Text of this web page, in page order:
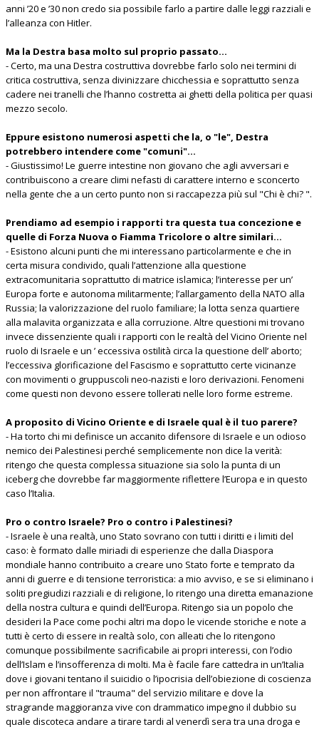
anni ’20 e ’30 non credo sia possibile farlo a partire dalle leggi razziali e
l’alleanza con Hitler.
Ma la Destra basa molto sul proprio passato...
- Certo, ma una Destra costruttiva dovrebbe farlo solo nei termini di
critica costruttiva, senza divinizzare chicchessia e soprattutto senza
cadere nei tranelli che l’hanno costretta ai ghetti della politica per quasi
mezzo secolo.
Eppure esistono numerosi aspetti che la, o "le", Destra
potrebbero intendere come "comuni"...
- Giustissimo! Le guerre intestine non giovano che agli avversari e
contribuiscono a creare climi nefasti di carattere interno e sconcerto
nella gente che a un certo punto non si raccapezza più sul "Chi è chi? ".
Prendiamo ad esempio i rapporti tra questa tua concezione e
quelle di Forza Nuova o Fiamma Tricolore o altre similari...
- Esistono alcuni punti che mi interessano particolarmente e che in
certa misura condivido, quali l’attenzione alla questione
extracomunitaria soprattutto di matrice islamica; l’interesse per un’
Europa forte e autonoma militarmente; l’allargamento della NATO alla
Russia; la valorizzazione del ruolo familiare; la lotta senza quartiere
alla malavita organizzata e alla corruzione. Altre questioni mi trovano
invece dissenziente quali i rapporti con le realtà del Vicino Oriente nel
ruolo di Israele e un ’ eccessiva ostilità circa la questione dell’ aborto;
l’eccessiva glorificazione del Fascismo e soprattutto certe vicinanze
con movimenti o gruppuscoli neo-nazisti e loro derivazioni. Fenomeni
come questi non devono essere tollerati nelle loro forme estreme.
A proposito di Vicino Oriente e di Israele qual è il tuo parere?
- Ha torto chi mi definisce un accanito difensore di Israele e un odioso
nemico dei Palestinesi perché semplicemente non dice la verità:
ritengo che questa complessa situazione sia solo la punta di un
iceberg che dovrebbe far maggiormente riflettere l’Europa e in questo
caso l’Italia.
Pro o contro Israele? Pro o contro i Palestinesi?
- Israele è una realtà, uno Stato sovrano con tutti i diritti e i limiti del
caso: è formato dalle miriadi di esperienze che dalla Diaspora
mondiale hanno contribuito a creare uno Stato forte e temprato da
anni di guerre e di tensione terroristica: a mio avviso, e se si eliminano i
soliti pregiudizi razziali e di religione, lo ritengo una diretta emanazione
della nostra cultura e quindi dell’Europa. Ritengo sia un popolo che
desideri la Pace come pochi altri ma dopo le vicende storiche e note a
tutti è certo di essere in realtà solo, con alleati che lo ritengono
comunque possibilmente sacrificabile ai propri interessi, con l’odio
dell’Islam e l’insofferenza di molti. Ma è facile fare cattedra in un’Italia
dove i giovani tentano il suicidio o l’ipocrisia dell’obiezione di coscienza
per non affrontare il "trauma" del servizio militare e dove la
stragrande maggioranza vive con drammatico impegno il dubbio su
quale discoteca andare a tirare tardi al venerdì sera tra una droga e